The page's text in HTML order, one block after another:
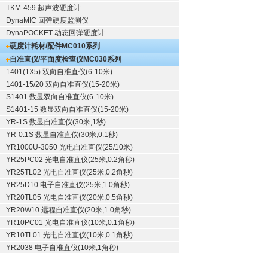
TKM-459 超声波硬度计
DynaMIC 回弹硬度监测仪
DynaPOCKET 动态回弹硬度计
硬度计耗材/配件MC010系列
自准直仪/平面度检查仪MC030系列
1401(1X5) 双向自准直仪(6-10米)
1401-15/20 双向自准直仪(15-20米)
S1401 数显双向自准直仪(6-10米)
S1401-15 数显双向自准直仪(15-20米)
YR-1S 数显自准直仪(30米,1秒)
YR-0.1S 数显自准直仪(30米,0.1秒)
YR1000U-3050 光电自准直仪(25/10米)
YR25PC02 光电自准直仪(25米,0.2角秒)
YR25TL02 光电自准直仪(25米,0.2角秒)
YR25D10 电子自准直仪(25米,1.0角秒)
YR20TL05 光电自准直仪(20米,0.5角秒)
YR20W10 远程自准直仪(20米,1.0角秒)
YR10PC01 光电自准直仪(10米,0.1角秒)
YR10TL01 光电自准直仪(10米,0.1角秒)
YR2038 电子自准直仪(10米,1角秒)